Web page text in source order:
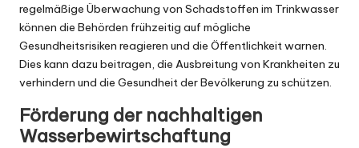
regelmäßige Überwachung von Schadstoffen im Trinkwasser
können die Behörden frühzeitig auf mögliche
Gesundheitsrisiken reagieren und die Öffentlichkeit warnen.
Dies kann dazu beitragen, die Ausbreitung von Krankheiten zu
verhindern und die Gesundheit der Bevölkerung zu schützen.
Förderung der nachhaltigen
Wasserbewirtschaftung